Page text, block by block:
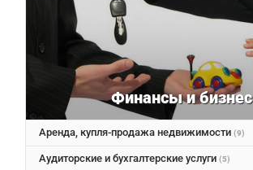
Финансы и бизнес
Аренда, купля-продажа недвижимости (9)
Аудиторские и бухгалтерские услуги (5)